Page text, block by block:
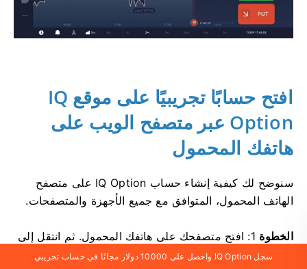
افتح حسابًا تجريبيًا على موقع IQ
Option عبر متصفح الويب على
هاتفك المحمول
سنوضح لك كيفية إنشاء حساب IQ Option على متصفح
الهاتف المحمول، المتوافق مع جميع الأجهزة والمتصفحات.
الخطوة
موقع IQ Option الإلكتروني
. سجل IQ Option واحصل على 10000 دولار مجانًا في حساب تجريبي